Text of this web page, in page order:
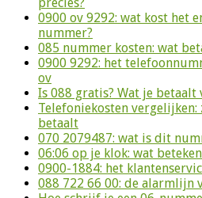
0900 ov 9292: wat kost het
nummer?
085 nummer kosten: wat
0900 9292: het
ov
Is 088 gratis? Wat je
Telefoniekosten vergelijken:
betaalt
070 2079487: wat is dit
06:06 op je klok: wat
0900-1884: het
088 722 66 00: de alarmlijn